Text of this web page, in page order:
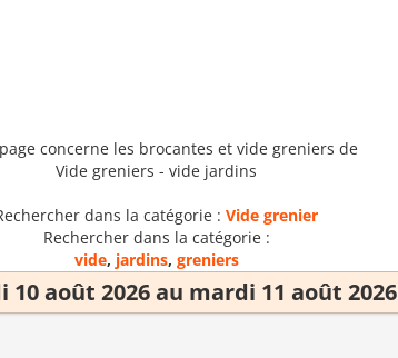
concerne les brocantes et vide greniers de
Vide greniers - vide jardins
dans la catégorie : Vide grenier
Rechercher dans la catégorie :
vide, jardins, greniers
10 août 2026 au mardi 11 août 2026